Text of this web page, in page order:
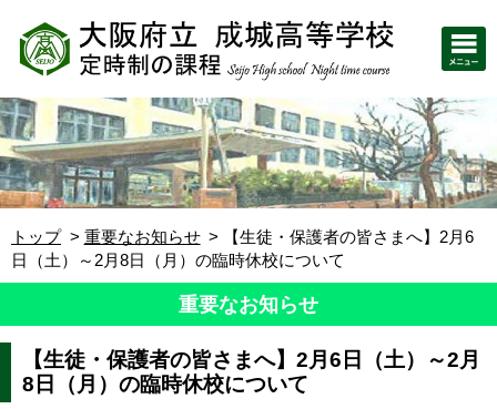
トップ 重要なお知らせ
【生徒・保護者の皆さまへ】2月6
日（土）～2月8日（月）の臨時休校について
重要なお知らせ
【生徒・保護者の皆さまへ】2月6日（土）～2月
8日（月）の臨時休校について